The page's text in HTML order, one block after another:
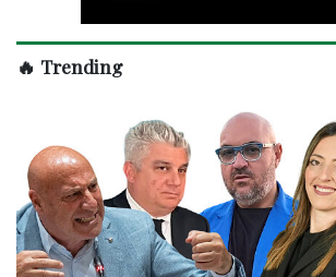
🔥 Trending